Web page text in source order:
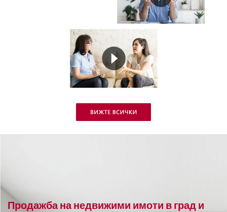
Продажба на недвижими имоти в град и